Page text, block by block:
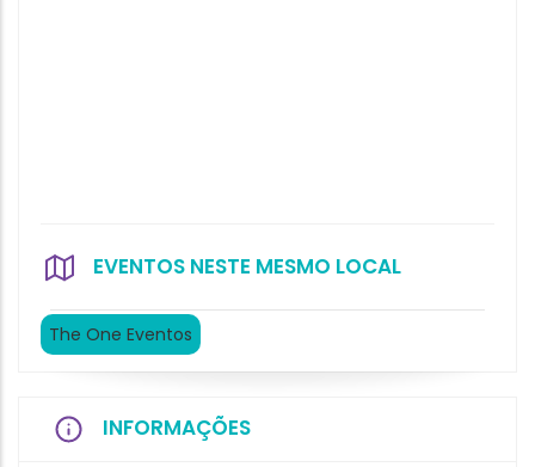
EVENTOS NESTE MESMO LOCAL
The One Eventos
INFORMAÇÕES